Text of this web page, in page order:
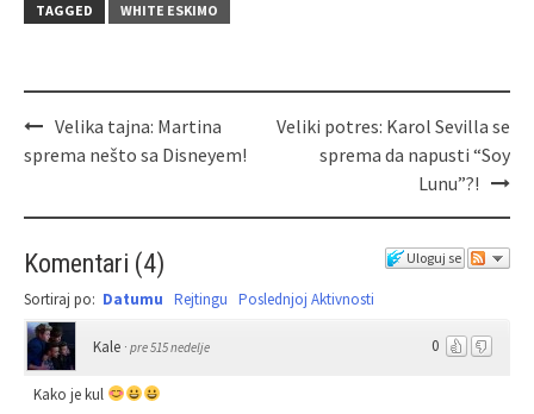
TAGGED
WHITE ESKIMO
Velika tajna: Martina
sprema nešto sa Disneyem!
Veliki potres: Karol Sevilla se
sprema da napusti “Soy
Lunu”?!
Uloguj se
Komentari (4)
Sortiraj po: Datumu Rejtingu Poslednjoj Aktivnosti
0
Kale · pre 515 nedelje
Kako je kul